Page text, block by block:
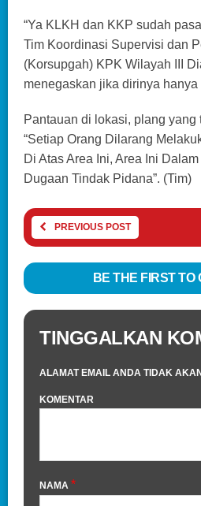
“Ya KLKH dan KKP sudah
Tim Koordinasi Supervisi dan
(Korsupgah) KPK Wilayah III
menegaskan jika dirinya
Pantauan di lokasi, plang yang
“Setiap Orang Dilarang
Di Atas Area Ini, Area Ini
Dugaan Tindak Pidana”. (Tim)
PREVIOUS POST
BE THE FIRST TO
TINGGALKAN
ALAMAT EMAIL ANDA TIDAK
KOMENTAR
NAMA *